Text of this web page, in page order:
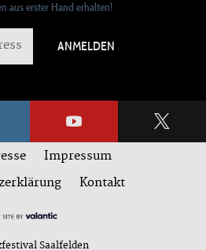
aus erster Hand erhalten!
ANMELDEN
Impressum
Kontakt
Saalfelden